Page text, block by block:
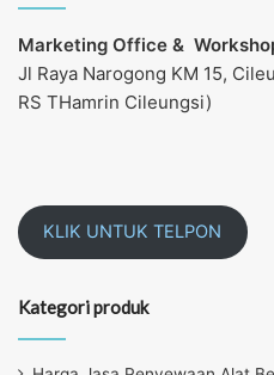
Marketing Office &
Jl Raya Narogong KM 15,
RS THamrin Cileungsi)
KLIK UNTUK TELPON
Kategori produk